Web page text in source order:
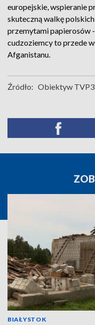
europejskie, wspieranie
skuteczną walkę
przemytami papierosów
cudzoziemcy to przede
Afganistanu.
Źródło: Obiektyw TVP3
BIAŁYSTOK